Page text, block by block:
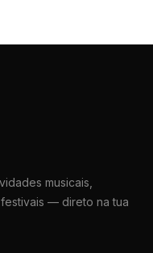
musicais,
— direto na tua